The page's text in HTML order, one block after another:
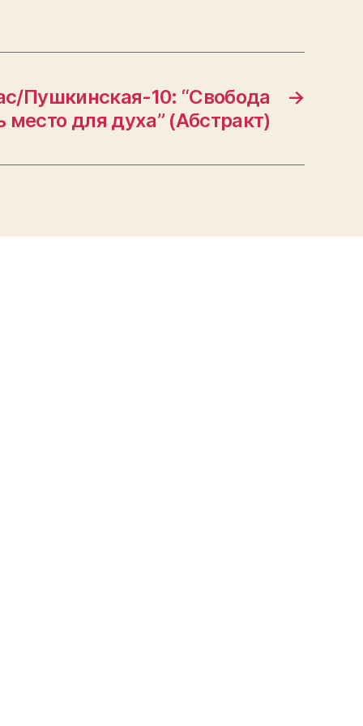
→
Пушкинская-10: “Свобода
место для духа” (Абстракт)